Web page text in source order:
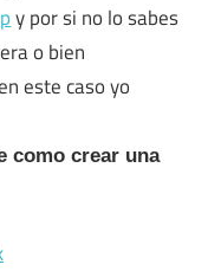
y por si no lo sabes
o bien
este caso yo
como crear una